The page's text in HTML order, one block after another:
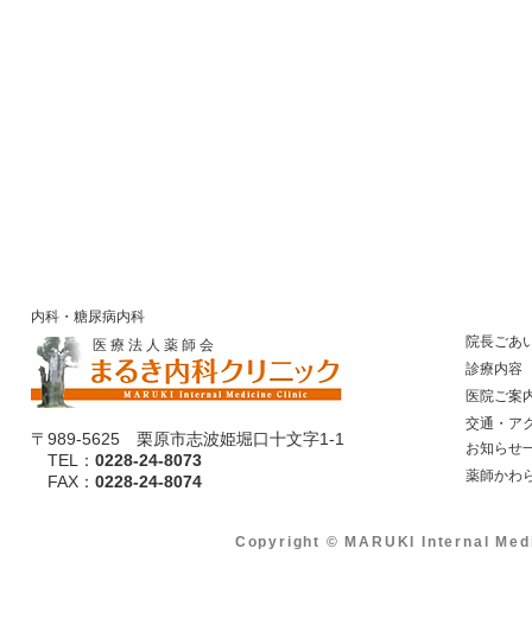
内科・糖尿病内科
医 療 法 人 薬 師 会
〒989-5625 栗原市志波姫堀口十文字1-1
TEL： 0228-24-8073
​ FAX： 0228-24-8074
院長ごあ
診療内容
医院ご案
交通・ア
お知らせ
薬師かわ
Copyright © MARUKI Internal